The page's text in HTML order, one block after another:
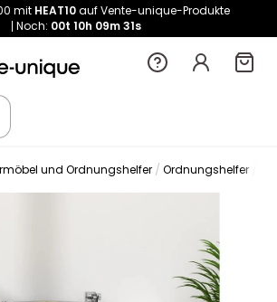
mit HEAT10auf Vente-unique-Produkte
Noch: 00t 10h 09m 30s
und Ordnungshelfer Ordnungshelfer